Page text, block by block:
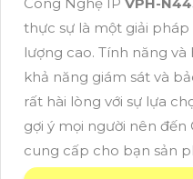
thực sự là một giải
lượng cao. Tính năng
khả năng giám sát và
rất hài lòng với sự lựa
gợi ý mọi người nên
cung cấp cho bạn sản